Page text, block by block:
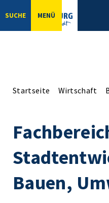
SUCHE MENÜ
Startseite Wirtschaft
Bauen,